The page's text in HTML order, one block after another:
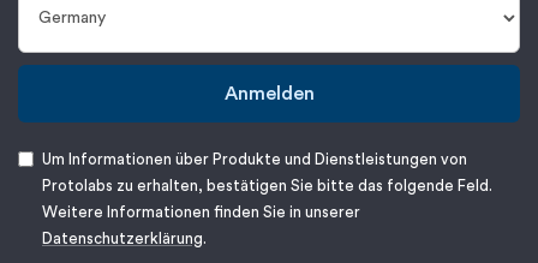
Anmelden
Um Informationen über Produkte und Dienstleistungen von
Protolabs zu erhalten, bestätigen Sie bitte das folgende Feld.
Weitere Informationen finden Sie in unserer
Datenschutzerklärung.